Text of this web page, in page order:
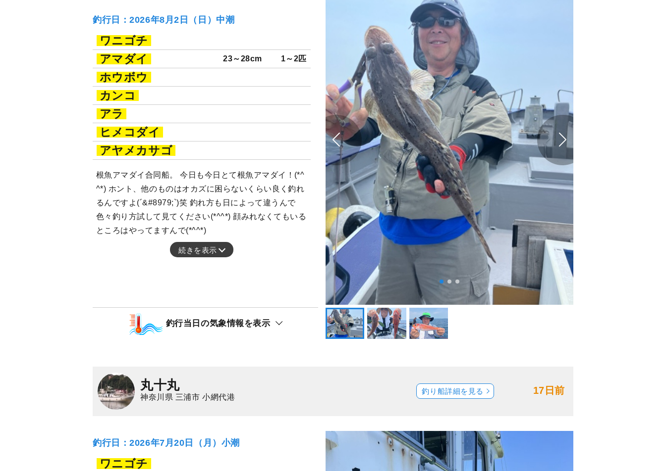
釣行日：2026年8月2日（日）中潮
ワニゴチ
アマダイ
23～28cm 1～2匹
ホウボウ
カンコ
アラ
ヒメコダイ
アヤメカサゴ
根魚アマダイ合同船。 今日も今日とて根魚アマダイ！(*^
^*) ホント、他のものはオカズに困らないくらい良く釣れ
るんですよ(´&#8979;`)笑 釣れ方も日によって違うんで
色々釣り方試して見てください(*^^*) 顔みれなくてもいる
ところはやってますんで(*^^*)
続きを表示
釣行当日の気象情報を表示
丸十丸
神奈川県 三浦市 小網代港
17日前
釣り船詳細を見る
釣行日：2026年7月20日（月）小潮
ワニゴチ